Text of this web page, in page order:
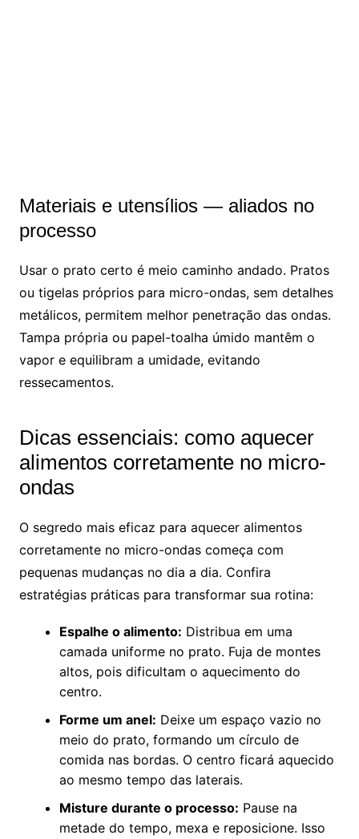
Materiais e utensílios — aliados no
processo
Usar o prato certo é meio caminho andado. Pratos
ou tigelas próprios para micro-ondas, sem detalhes
metálicos, permitem melhor penetração das ondas.
Tampa própria ou papel-toalha úmido mantêm o
vapor e equilibram a umidade, evitando
ressecamentos.
Dicas essenciais: como aquecer
alimentos corretamente no micro-
ondas
O segredo mais eficaz para aquecer alimentos
corretamente no micro-ondas começa com
pequenas mudanças no dia a dia. Confira
estratégias práticas para transformar sua rotina:
Espalhe o alimento: Distribua em uma
camada uniforme no prato. Fuja de montes
altos, pois dificultam o aquecimento do
centro.
Forme um anel: Deixe um espaço vazio no
meio do prato, formando um círculo de
comida nas bordas. O centro ficará aquecido
ao mesmo tempo das laterais.
Misture durante o processo: Pause na
metade do tempo, mexa e reposicione. Isso